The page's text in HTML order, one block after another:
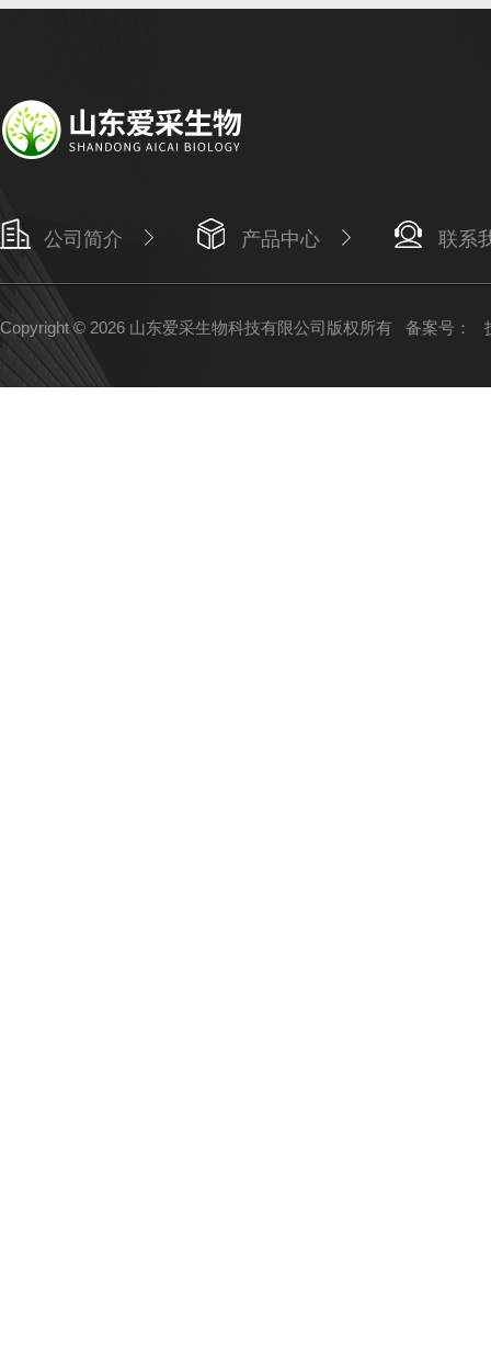
公司简介 产品中心 联系
Copyright © 2026 山东爱采生物科技有限公司版权所有 备案号：